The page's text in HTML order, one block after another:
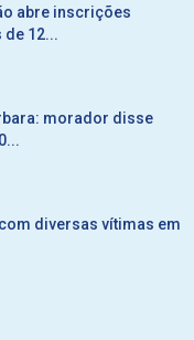
abre inscrições
de 12...
morador disse
diversas vítimas em